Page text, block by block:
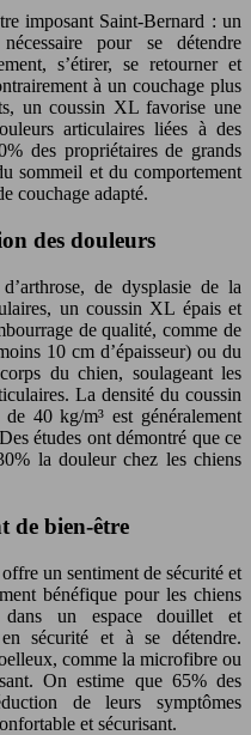
imposant Saint-Bernard : un
pour se détendre
s’étirer, se retourner et
à un couchage plus
un coussin XL favorise une
articulaires liées à des
des propriétaires de grands
sommeil et du comportement
couchage adapté.
des douleurs
de dysplasie de la
un coussin XL épais et
de qualité, comme de
10 cm d’épaisseur) ou du
du chien, soulageant les
La densité du coussin
40 kg/m³ est généralement
études ont démontré que ce
la douleur chez les chiens
de bien-être
un sentiment de sécurité et
bénéfique pour les chiens
un espace douillet et
sécurité et à se détendre.
comme la microfibre ou
On estime que 65% des
de leurs symptômes
et sécurisant.